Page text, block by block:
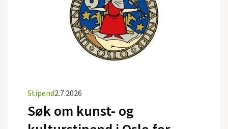
Stipend2.7.2026
Søk om kunst- og